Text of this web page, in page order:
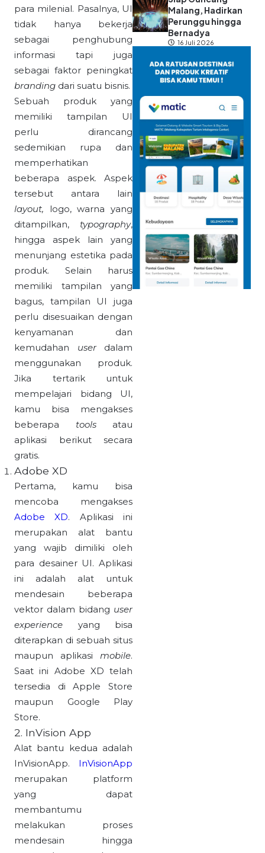
para milenial. Pasalnya, UI
tidak hanya bekerja
sebagai penghubung
informasi tapi juga
sebagai faktor peningkat
branding dari suatu bisnis.
Sebuah produk yang
memiliki tampilan UI
perlu dirancang
sedemikian rupa dan
memperhatikan
beberapa aspek. Aspek
tersebut antara lain
layout, logo, warna yang
ditampilkan, typography,
hingga aspek lain yang
menunjang estetika pada
produk. Selain harus
memiliki tampilan yang
bagus, tampilan UI juga
perlu disesuaikan dengan
kenyamanan dan
kemudahan user dalam
menggunakan produk.
Jika tertarik untuk
mempelajari bidang UI,
kamu bisa mengakses
beberapa tools atau
aplikasi berikut secara
gratis.
Adobe XD
Pertama, kamu bisa
mencoba mengakses
Adobe XD. Aplikasi ini
merupakan alat bantu
yang wajib dimiliki oleh
para desainer UI. Aplikasi
ini adalah alat untuk
mendesain beberapa
vektor dalam bidang user
experience yang bisa
diterapkan di sebuah situs
maupun aplikasi mobile.
Saat ini Adobe XD telah
tersedia di Apple Store
maupun Google Play
Store.
2. InVision App
Alat bantu kedua adalah
InVisionApp. InVisionApp
merupakan platform
yang dapat
membantumu
melakukan proses
mendesain hingga
Malang, Hadirkan
Perunggu hingga
Bernadya
16 Juli 2026